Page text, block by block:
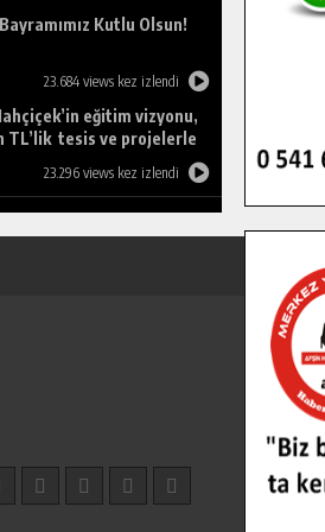
Kutlu Olsun!
23.684 views kez izlendi
eğitim vizyonu,
TL’lik tesis ve projelerle
23.296 views kez izlendi